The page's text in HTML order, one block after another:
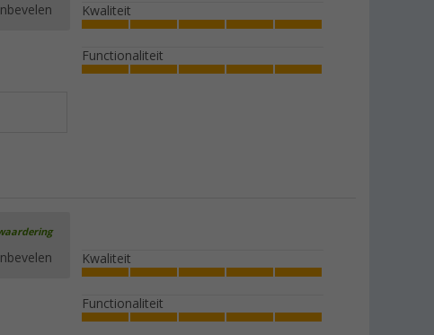
Kwaliteit
Functionaliteit
Kwaliteit
Functionaliteit